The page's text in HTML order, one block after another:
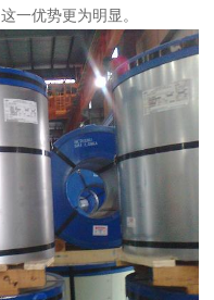
一优势更为明显。